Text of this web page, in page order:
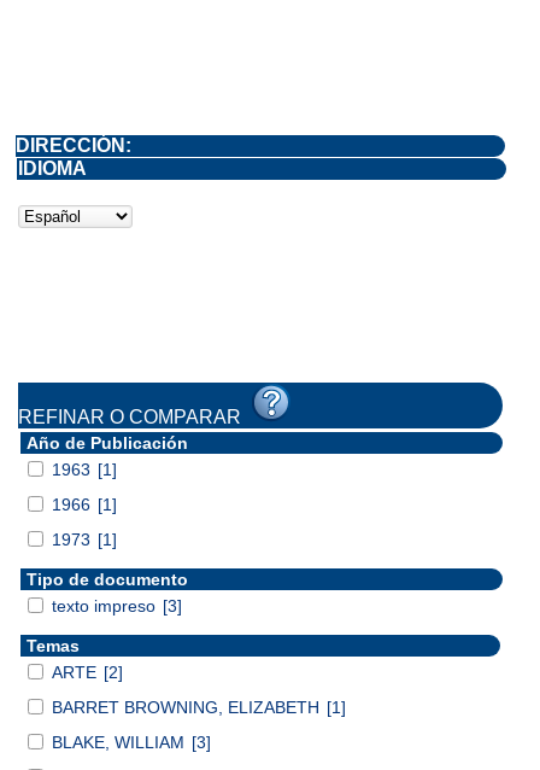
DIRECCIÓN:
IDIOMA
REFINAR O COMPARAR
Año de Publicación
1963 [1]
1966 [1]
1973 [1]
Tipo de documento
texto impreso [3]
Temas
ARTE [2]
BARRET BROWNING, ELIZABETH [1]
BLAKE, WILLIAM [3]